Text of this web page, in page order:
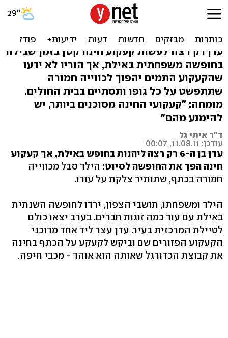
עדן בן ה-6 נכווה קשות
מקעקוע חינה על הכתף
עדן רק רצה לעשות קעקוע חינה קטן בזמן שבילה
בחופשה משפחתית באילת, אך הוריו לא ידעו
שהקעקוע התמים יהפוך לכווייה חמורה
שתתפשט על כל גופו ותסתיים בבית החולים.
מומחה: "קעקועי החינה מסוכנים ביותר, יש
להימנע מהם"
ד"ר איתי גל
עודכן: 11.08.11, 00:07
עדן בן ה-6 רק רצה ליהנות בחופש באילת, אך קעקוע
חינה הפך את החופשה לסיוט: הילד סבל מכווייה
חמורה בכתף, שתותיר צלקת על עורו.
הילד ומשפחתו, תושבי הצפון, ירדו לחופשה השנתית
באילת עם עוד כמה זוגות חברים. בערב יצאו כולם
לטיילת המרכזית בעיר. עדן עצר ליד אחד מדוכני
הקעקוע הפזורים שם וביקש לקעקע על הכתף בחינה
את קבוצת הכדורגל שאותה הוא אוהד - מכבי חיפה.